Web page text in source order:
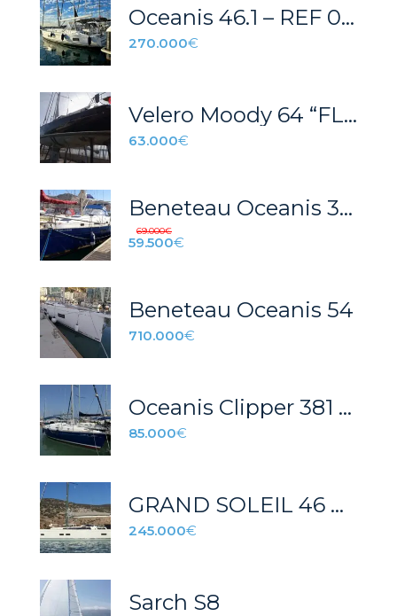
Oceanis 46.1 – REF 036T
270.000€
Velero Moody 64 “FLORIANA”
63.000€
Beneteau Oceanis 36 CC
69.000€
59.500€
Beneteau Oceanis 54
710.000€
Oceanis Clipper 381 – REF 042T
85.000€
GRAND SOLEIL 46 B&C ANGEL II
245.000€
Sarch S8